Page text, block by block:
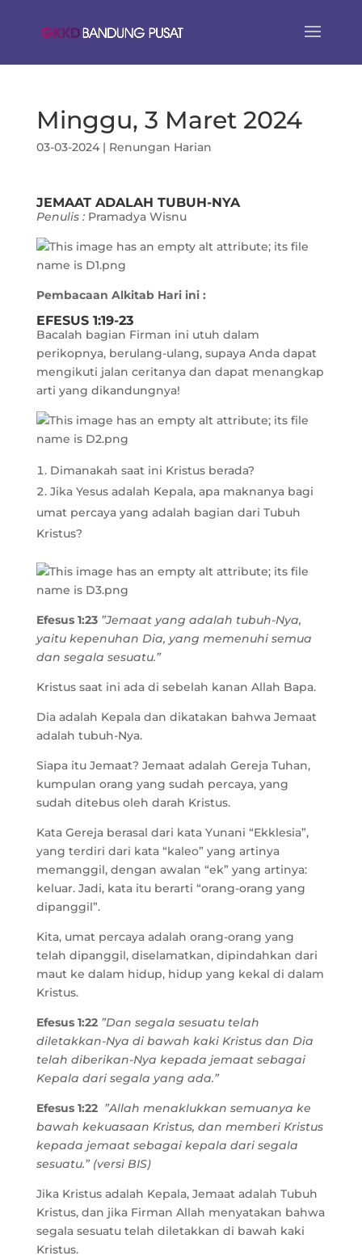
Minggu, 3 Maret 2024
03-03-2024| Renungan Harian
JEMAAT ADALAH TUBUH-NYA
Penulis : Pramadya Wisnu
Pembacaan Alkitab Hari ini :
EFESUS 1:19-23
Bacalah bagian Firman ini utuh dalam
perikopnya, berulang-ulang, supaya Anda dapat
mengikuti jalan ceritanya dan dapat menangkap
arti yang dikandungnya!
Dimanakah saat ini Kristus berada?
Jika Yesus adalah Kepala, apa maknanya bagi
umat percaya yang adalah bagian dari Tubuh
Kristus?
Efesus 1:23”Jemaat yang adalah tubuh-Nya,
yaitu kepenuhan Dia, yang memenuhi semua
dan segala sesuatu.”
Kristus saat ini ada di sebelah kanan Allah Bapa.
Dia adalah Kepala dan dikatakan bahwa Jemaat
adalah tubuh-Nya.
Siapa itu Jemaat? Jemaat adalah Gereja Tuhan,
kumpulan orang yang sudah percaya, yang
sudah ditebus oleh darah Kristus.
Kata Gereja berasal dari kata Yunani “Ekklesia”,
yang terdiri dari kata “kaleo” yang artinya
memanggil, dengan awalan “ek” yang artinya:
keluar. Jadi, kata itu berarti “orang-orang yang
dipanggil”.
Kita, umat percaya adalah orang-orang yang
telah dipanggil, diselamatkan, dipindahkan dari
maut ke dalam hidup, hidup yang kekal di dalam
Kristus.
Efesus 1:22”Dan segala sesuatu telah
diletakkan-Nya di bawah kaki Kristus dan Dia
telah diberikan-Nya kepada jemaat sebagai
Kepala dari segala yang ada.”
Efesus 1:22”Allah menaklukkan semuanya ke
bawah kekuasaan Kristus, dan memberi Kristus
kepada jemaat sebagai kepala dari segala
sesuatu.” (versi BIS)
Jika Kristus adalah Kepala, Jemaat adalah Tubuh
Kristus, dan jika Firman Allah menyatakan bahwa
segala sesuatu telah diletakkan di bawah kaki
Kristus.